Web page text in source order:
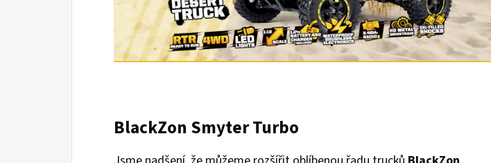
BlackZon Smyter Turbo